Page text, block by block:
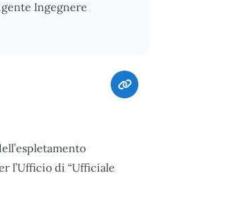
Ingegnere
l’Ufficio di “Ufficiale